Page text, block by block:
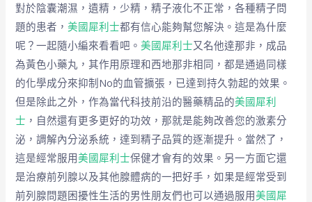
對於陰囊潮濕，遺精，少精，精子液化不正常，各種精子問
題的患者，美國犀利士都有信心能夠幫您解決。這是為什麼
呢？一起隨小編來看看吧。美國犀利士又名他達那非，成品
為黃色小藥丸，其作用原理和西地那非相同，都是通過同樣
的化學成分來抑制No的血管擴張，已達到持久勃起的效果。
但是除此之外，作為當代科技前沿的醫藥精品的美國犀利
士 ，自然還有更多更好的功效，那就是能夠改善您的激素分
泌，調解內分泌系統，達到精子品質的逐漸提升。當然了，
這是經常服用美國犀利士保健才會有的效果。另一方面它還
是治療前列腺以及其他腺體病的一把好手，如果是經常受到
前列腺問題困擾性生活的男性朋友們也可以通過服用美國犀